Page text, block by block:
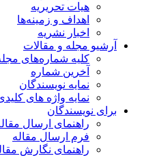
هیات تحریریه
اهداف و زمینه‌ها
اخبار نشریه
آرشیو مجله و مقالات
کلیه شماره‌های مجله
آخرین شماره
نمایه نویسندگان
نمایه واژه های کلیدی
برای نویسندگان
راهنمای ارسال مقاله
فرم ارسال مقاله
راهنمای نگارش مقاله